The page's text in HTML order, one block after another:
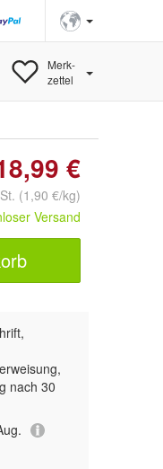
Merk-
zettel
€
(1,90 €/kg)
Versand
nach 30